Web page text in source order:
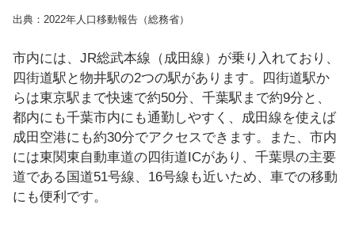
出典：2022年人口移動報告（総務省）
市内には、JR総武本線（成田線）が乗り入れており、
四街道駅と物井駅の2つの駅があります。四街道駅か
らは東京駅まで快速で約50分、千葉駅まで約9分と、
都内にも千葉市内にも通勤しやすく、成田線を使えば
成田空港にも約30分でアクセスできます。また、市内
には東関東自動車道の四街道ICがあり、千葉県の主要
道である国道51号線、16号線も近いため、車での移動
にも便利です。